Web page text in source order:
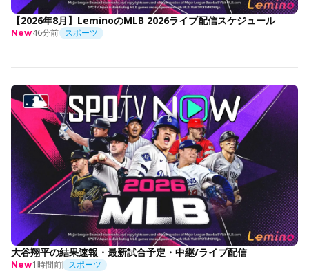
【2026年8月】LeminoのMLB 2026ライブ配信スケジュール
New46分前 スポーツ
大谷翔平の結果速報・最新試合予定・中継/ライブ配信
New1時間前 スポーツ